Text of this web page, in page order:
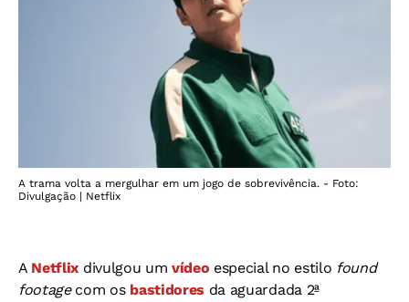
A trama volta a mergulhar em um jogo de sobrevivência. - Foto:
Divulgação | Netflix
A Netflix divulgou um vídeo especial no estilo found
footagecom os bastidores da aguardada 2ª